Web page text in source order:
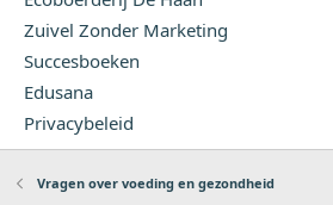
Zuivel Zonder Marketing
Succesboeken
Edusana
Privacybeleid
Vragen over voeding en gezondheid